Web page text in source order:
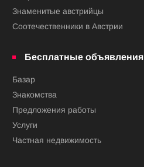
Знаменитые австрийцы
Соотечественники в Австрии
Бесплатные объявления
Базар
Знакомства
Предложения работы
Услуги
Частная недвижимость